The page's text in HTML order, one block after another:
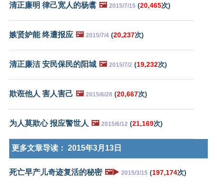
清正廉明 律己宽人的杨翥 🖼️ 2015/7/15 (20,465次)
嫉贤妒能 终遭报应 🖼️ 2015/7/4 (20,237次)
清正廉洁 安民保民的阳城 🖼️ 2015/7/2 (19,232次)
欺诳他人 害人害己 🖼️ 2015/6/28 (20,667次)
为人莫欺心 报应警世人 🖼️ 2015/6/12 (21,169次)
更多文章导读： 2015年3月13日
死亡早产儿奇迹复活的秘密 🖼️▶️ 2015/3/15 (197,174次)